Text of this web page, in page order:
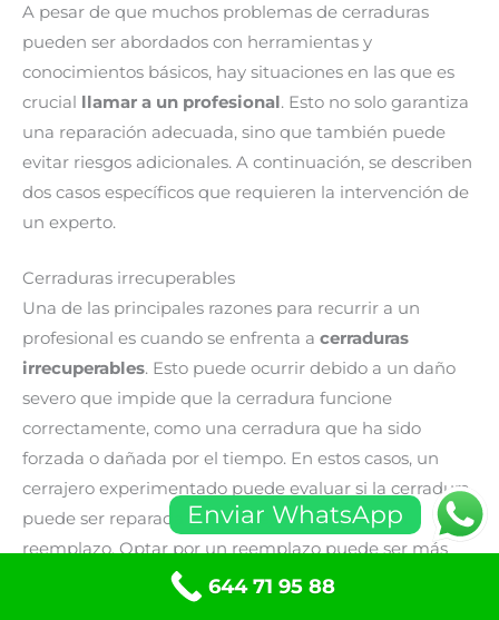
A pesar de que muchos problemas de cerraduras
pueden ser abordados con herramientas y
conocimientos básicos, hay situaciones en las que es
crucial llamar a un profesional. Esto no solo garantiza
una reparación adecuada, sino que también puede
evitar riesgos adicionales. A continuación, se describen
dos casos específicos que requieren la intervención de
un experto.
Cerraduras irrecuperables
Una de las principales razones para recurrir a un
profesional es cuando se enfrenta a cerraduras
irrecuperables. Esto puede ocurrir debido a un daño
severo que impide que la cerradura funcione
correctamente, como una cerradura que ha sido
forzada o dañada por el tiempo. En estos casos, un
cerrajero experimentado puede evaluar si la cerradura
puede ser reparada o si es mejor proceder a su
reemplazo. Optar por un reemplazo puede ser más
seguro, ya que garantiza que se utilicen componentes
nuevos y funcionales, evitando así problemas de
Enviar WhatsApp
644 71 95 88